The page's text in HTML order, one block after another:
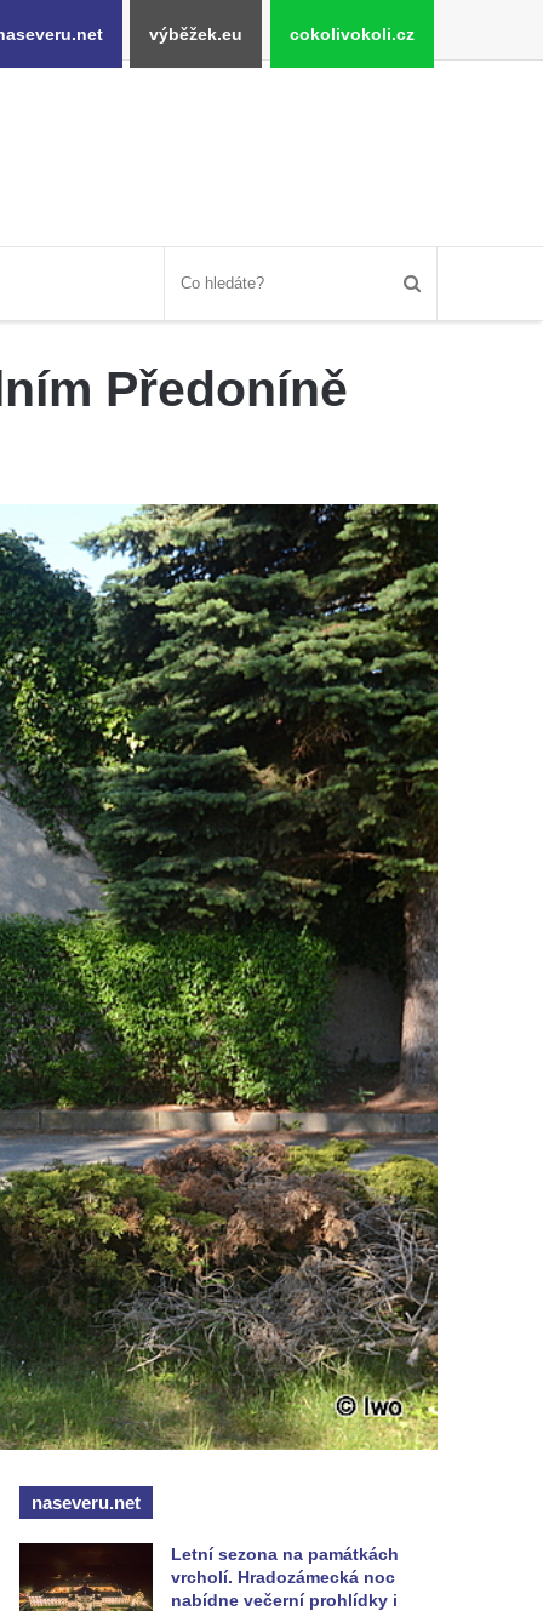
výběžek.eu cokolivokoli.cz
Předoníně
naseveru.net
Letní sezona na památkách
vrcholí. Hradozámecká noc
nabídne večerní prohlídky i